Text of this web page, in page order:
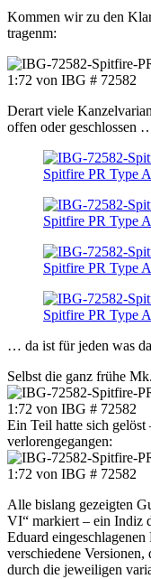
Kommen wir zu den
tragenm:
Derart viele
offen oder geschlossen
… da ist für jeden was
Selbst die ganz frühe
Ein Teil hatte sich gelöst
verlorengegangen:
Alle bislang gezeigten
VI“ markiert – ein Indiz
Eduard
verschiedene
durch die jeweiligen